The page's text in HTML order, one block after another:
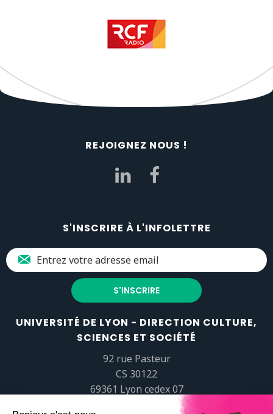
REJOIGNEZ NOUS !
S'INSCRIRE À L'INFOLETTRE
UNIVERSITÉ DE LYON - DIRECTION CULTURE,
SCIENCES ET SOCIÉTÉ
92 rue Pasteur
CS 30122
69361 Lyon cedex 07
popsciences@universite-lyon.fr